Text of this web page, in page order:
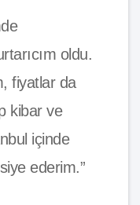
oldu.
fiyatlar da
kibar ve
içinde
ederim.”